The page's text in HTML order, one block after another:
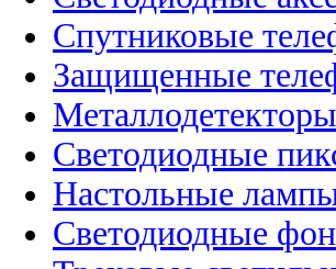
Спутниковые
Защищенные
Металлодетекторы
Светодиодные
Настольные
Светодиодные